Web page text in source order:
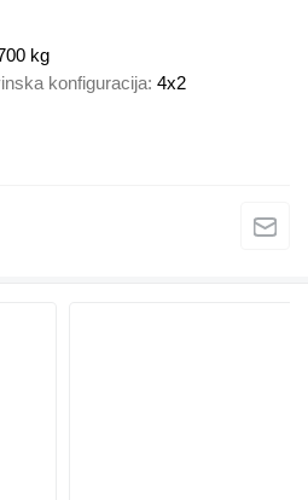
kg
konfiguracija 4x2